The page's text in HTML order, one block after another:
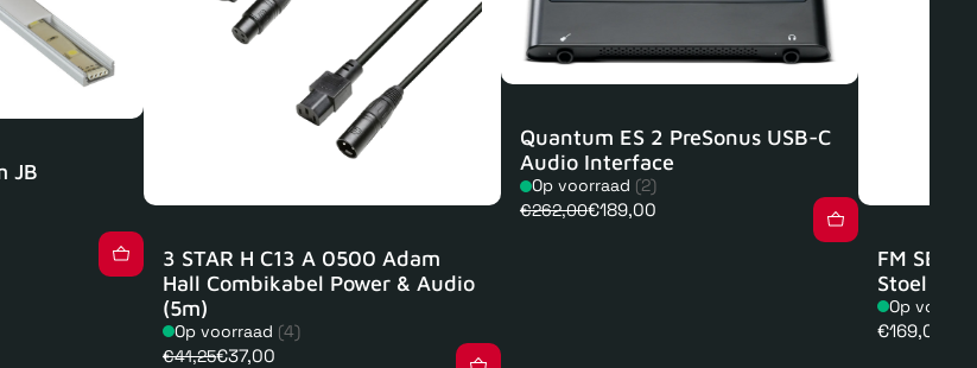
JB
3 STAR H C13 A 0500 Adam
Hall Combikabel Power & Audio
(5m)
Op voorraad (4)
€41,25€37,00
Quantum ES 2 PreSonus USB-C
Audio Interface
Op voorraad (2)
€262,00€189,00
FM
Stoel
Op
Normale
€169,00